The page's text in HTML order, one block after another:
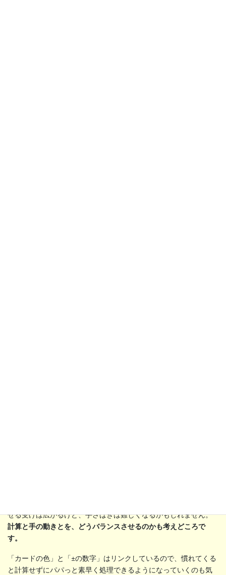
せる受けは広がるけど、手さばきは難しくなるかもしれません。
計算と手の動きとを、どうバランスさせるのかも考えどころで
す。
「カードの色」と「±の数字」はリンクしているので、慣れてくる
と計算せずにパパっと素早く処理できるようになっていくのも気